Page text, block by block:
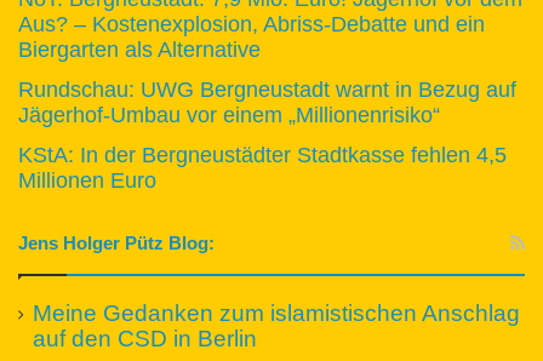
Aus? – Kostenexplosion, Abriss-Debatte und ein
Biergarten als Alternative
Rundschau: UWG Bergneustadt warnt in Bezug auf
Jägerhof-Umbau vor einem „Millionenrisiko“
KStA: In der Bergneustädter Stadtkasse fehlen 4,5
Millionen Euro
Jens Holger Pütz Blog:
Meine Gedanken zum islamistischen Anschlag
auf den CSD in Berlin